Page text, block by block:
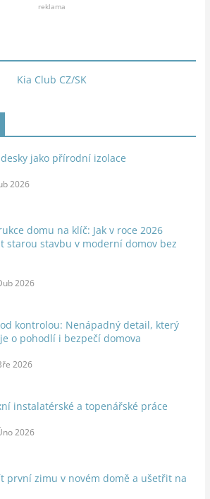
reklama
Kia Club CZ/SK
jako přírodní izolace
2026
domu na klíč: Jak v roce 2026
starou stavbu v moderní domov bez
2026
kontrolou: Nenápadný detail, který
o pohodlí i bezpečí domova
2026
instalatérské a topenářské práce
2026
první zimu v novém domě a ušetřit na